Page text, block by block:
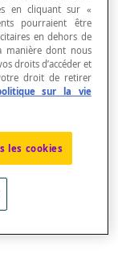
polaires,
de l'axe
en cliquant sur «
pourraient être
en dehors de
manière dont nous
droits d’accéder et
droit de retirer
sur la vie
les cookies